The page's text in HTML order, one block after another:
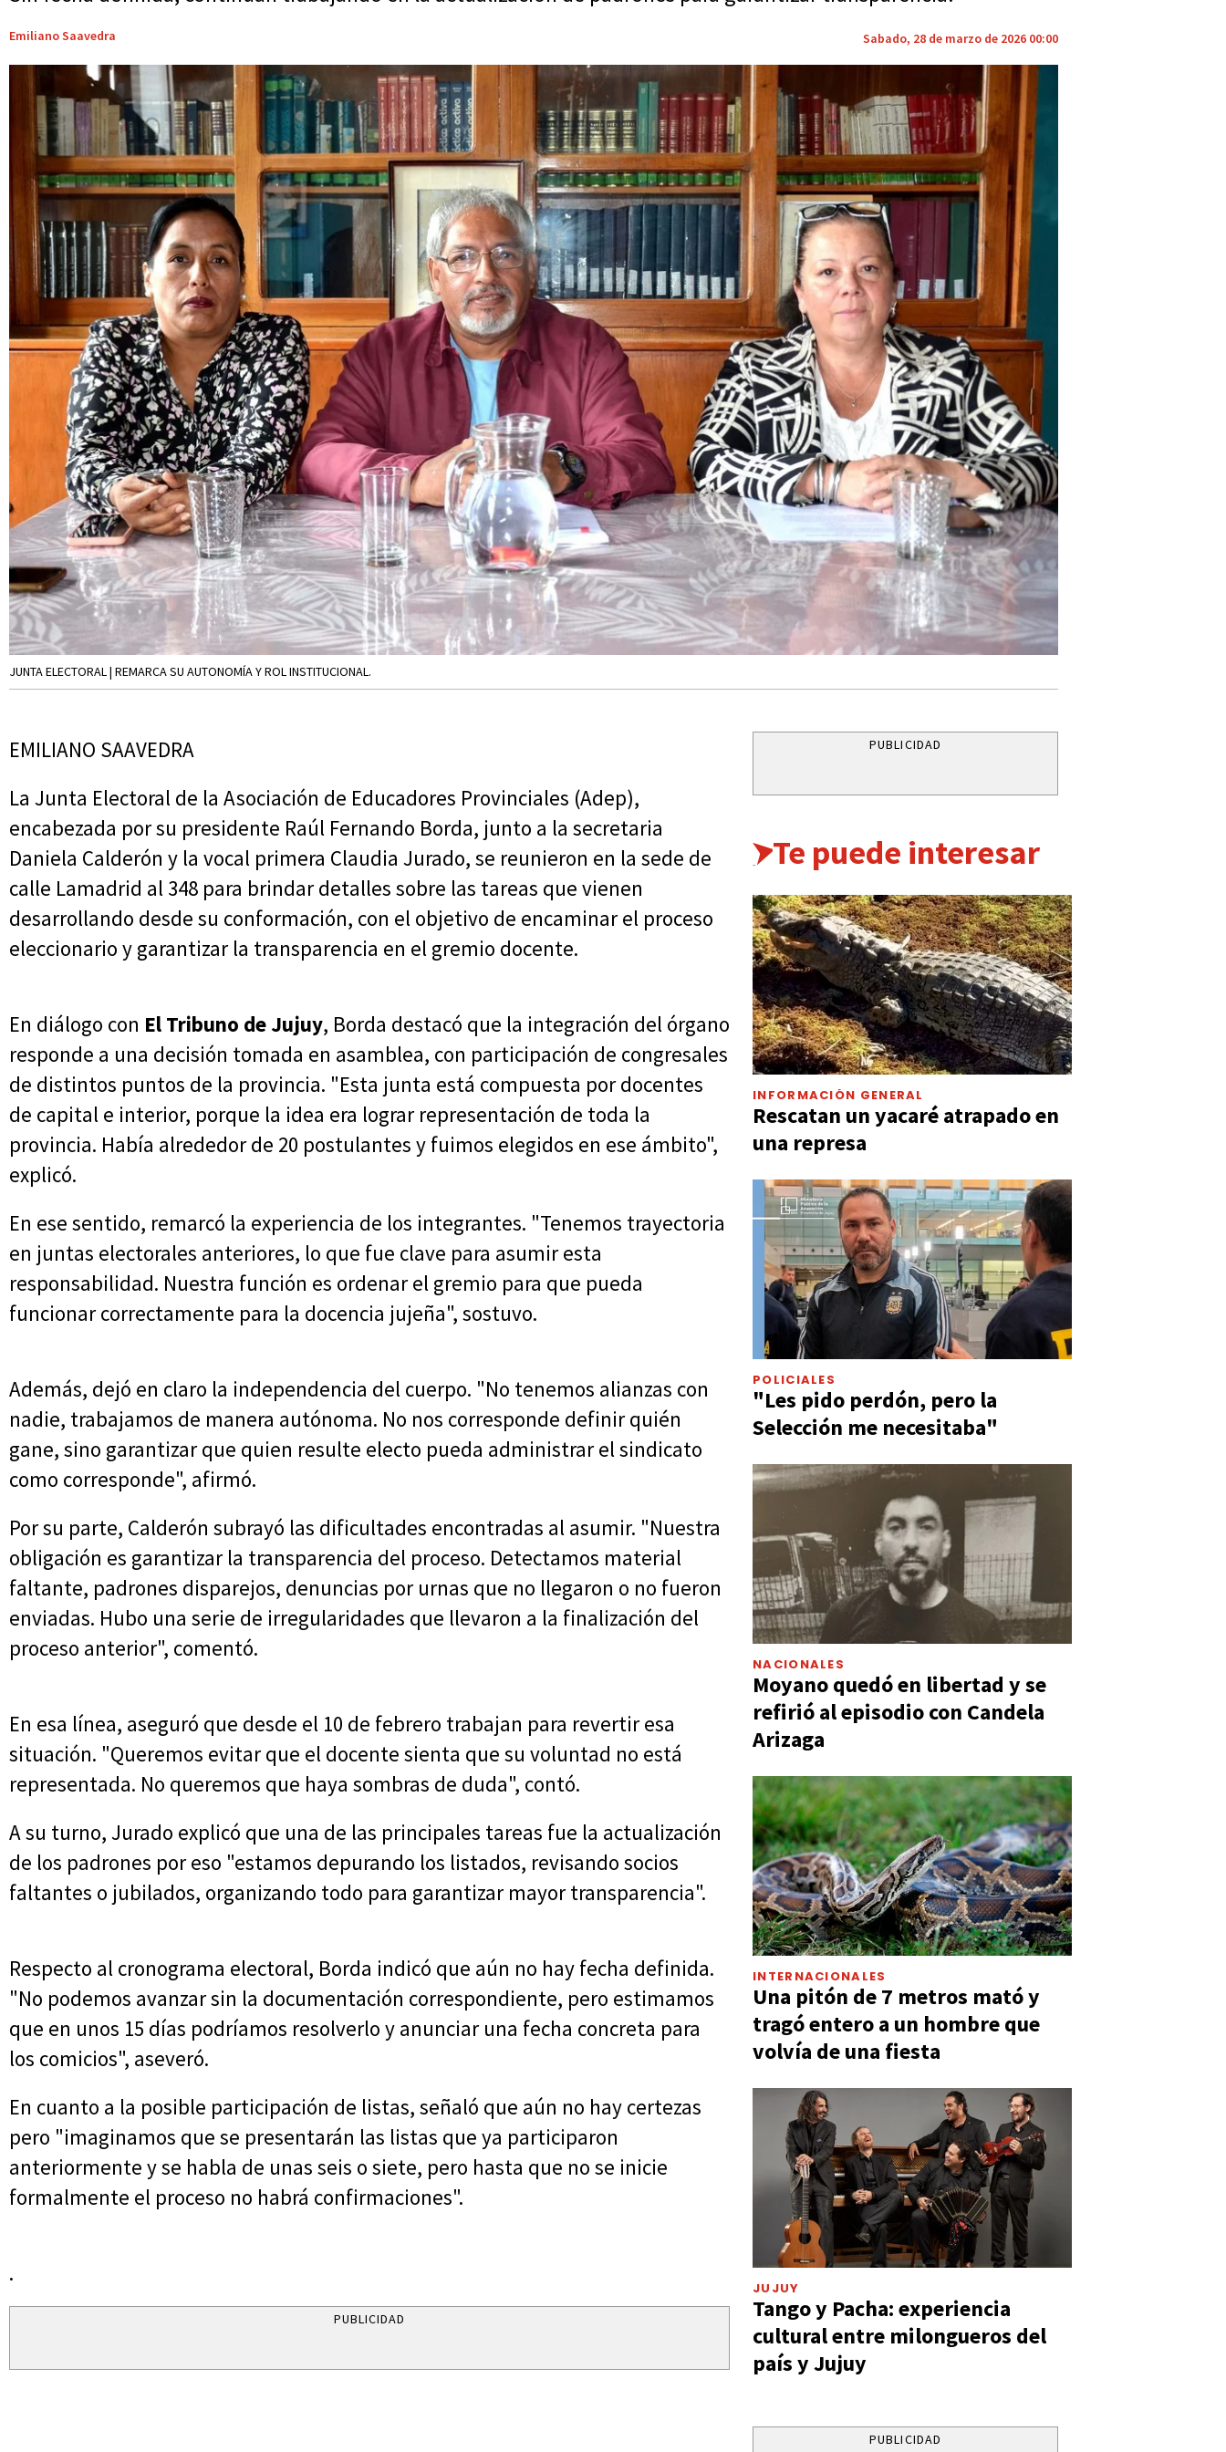
Emiliano Saavedra Sabado, 28 de marzo de 2026 00:00
JUNTA ELECTORAL | REMARCA SU AUTONOMÍA Y ROL INSTITUCIONAL.
EMILIANO SAAVEDRA
La Junta Electoral de la Asociación de Educadores Provinciales (Adep),
encabezada por su presidente Raúl Fernando Borda, junto a la secretaria
Daniela Calderón y la vocal primera Claudia Jurado, se reunieron en la sede de
calle Lamadrid al 348 para brindar detalles sobre las tareas que vienen
desarrollando desde su conformación, con el objetivo de encaminar el proceso
eleccionario y garantizar la transparencia en el gremio docente.
En diálogo con El Tribuno de Jujuy, Borda destacó que la integración del órgano
responde a una decisión tomada en asamblea, con participación de congresales
de distintos puntos de la provincia. "Esta junta está compuesta por docentes
de capital e interior, porque la idea era lograr representación de toda la
provincia. Había alrededor de 20 postulantes y fuimos elegidos en ese ámbito",
explicó.
En ese sentido, remarcó la experiencia de los integrantes. "Tenemos trayectoria
en juntas electorales anteriores, lo que fue clave para asumir esta
responsabilidad. Nuestra función es ordenar el gremio para que pueda
funcionar correctamente para la docencia jujeña", sostuvo.
Además, dejó en claro la independencia del cuerpo. "No tenemos alianzas con
nadie, trabajamos de manera autónoma. No nos corresponde definir quién
gane, sino garantizar que quien resulte electo pueda administrar el sindicato
como corresponde", afirmó.
Por su parte, Calderón subrayó las dificultades encontradas al asumir. "Nuestra
obligación es garantizar la transparencia del proceso. Detectamos material
faltante, padrones disparejos, denuncias por urnas que no llegaron o no fueron
enviadas. Hubo una serie de irregularidades que llevaron a la finalización del
proceso anterior", comentó.
En esa línea, aseguró que desde el 10 de febrero trabajan para revertir esa
situación. "Queremos evitar que el docente sienta que su voluntad no está
representada. No queremos que haya sombras de duda", contó.
A su turno, Jurado explicó que una de las principales tareas fue la actualización
de los padrones por eso "estamos depurando los listados, revisando socios
faltantes o jubilados, organizando todo para garantizar mayor transparencia".
Respecto al cronograma electoral, Borda indicó que aún no hay fecha definida.
"No podemos avanzar sin la documentación correspondiente, pero estimamos
que en unos 15 días podríamos resolverlo y anunciar una fecha concreta para
los comicios", aseveró.
En cuanto a la posible participación de listas, señaló que aún no hay certezas
pero "imaginamos que se presentarán las listas que ya participaron
anteriormente y se habla de unas seis o siete, pero hasta que no se inicie
formalmente el proceso no habrá confirmaciones".
.
PUBLICIDAD
PUBLICIDAD
Te puede interesar
INFORMACIÓN GENERAL
Rescatan un yacaré atrapado en
una represa
POLICIALES
"Les pido perdón, pero la
Selección me necesitaba"
NACIONALES
Moyano quedó en libertad y se
refirió al episodio con Candela
Arizaga
INTERNACIONALES
Una pitón de 7 metros mató y
tragó entero a un hombre que
volvía de una fiesta
JUJUY
Tango y Pacha: experiencia
cultural entre milongueros del
país y Jujuy
PUBLICIDAD